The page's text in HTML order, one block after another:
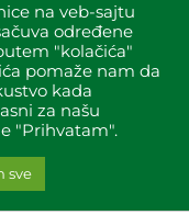
na veb-sajtu
određene
"kolačića"
pomaže nam da
kada
za našu
"Prihvatam".
sve